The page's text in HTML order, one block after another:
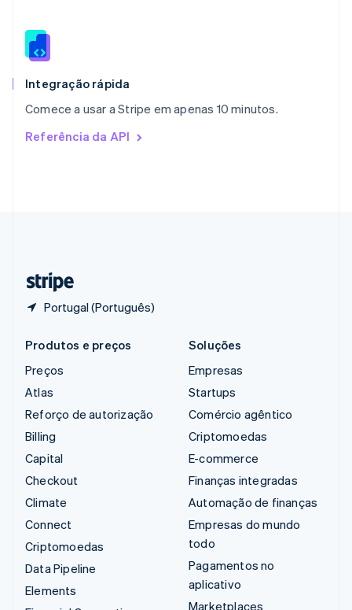
Integração rápida
Comece a usar a Stripe em apenas 10 minutos.
Referência da API
Portugal (Português)
RAE de Hong Kong, China
Reino Unido
English
English
English
Produtos e preços
Preços
Atlas
Reforço de autorização
Billing
Capital
Checkout
Climate
Connect
Criptomoedas
Data Pipeline
Elements
Soluções
Empresas
Startups
Comércio agêntico
Criptomoedas
E-commerce
Finanças integradas
Automação de finanças
Empresas do mundo
todo
Pagamentos no
aplicativo
Marketplaces